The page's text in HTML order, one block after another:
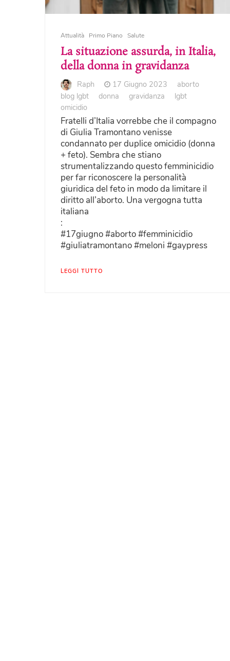
Attualità Primo Piano Salute
La situazione assurda, in Italia,
della donna in gravidanza
Raph 17 Giugno 2023
aborto
blog lgbt
donna gravidanza
lgbt
omicidio
Fratelli d’Italia vorrebbe che il compagno
di Giulia Tramontano venisse
condannato per duplice omicidio (donna
+ feto). Sembra che stiano
strumentalizzando questo femminicidio
per far riconoscere la personalità
giuridica del feto in modo da limitare il
diritto all’aborto. Una vergogna tutta
italiana
:
#17giugno #aborto #femminicidio
#giuliatramontano #meloni #gaypress
LEGGI TUTTO